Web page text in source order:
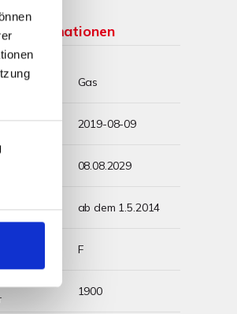
Informationen
Gas
2019-08-09
08.08.2029
ab dem 1.5.2014
F
1900